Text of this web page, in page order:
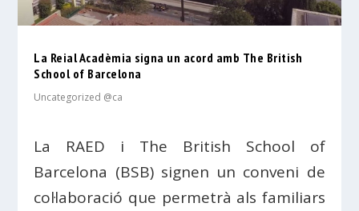
La Reial Acadèmia signa un acord amb The British
School of Barcelona
Uncategorized @ca
La RAED i The British School of
Barcelona (BSB) signen un conveni de
col·laboració que permetrà als familiars